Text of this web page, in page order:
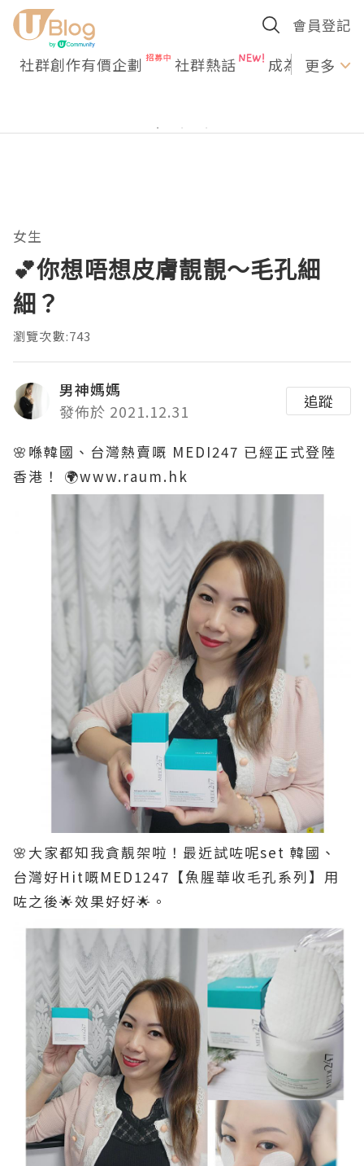
會員登記
社群創作有價企劃 社群熱話 成為U更多
女生
💕你想唔想皮膚靚靚～毛孔細
細？
瀏覽次數:743
男神媽媽
發佈於 2021.12.31
追蹤
🌸喺韓國、台灣熱賣嘅 MEDI247 已經正式登陸
香港！ 🌍www.raum.hk
🌸大家都知我貪靚架啦！最近試咗呢set 韓國、
台灣好Hit嘅MED1247【魚腥華收毛孔系列】用
咗之後🌟效果好好🌟。